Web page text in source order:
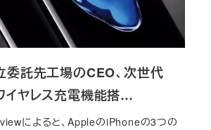
託先工場のCEO、次世代
ヤレス充電機能搭…
によると、AppleのiPhoneの3つの